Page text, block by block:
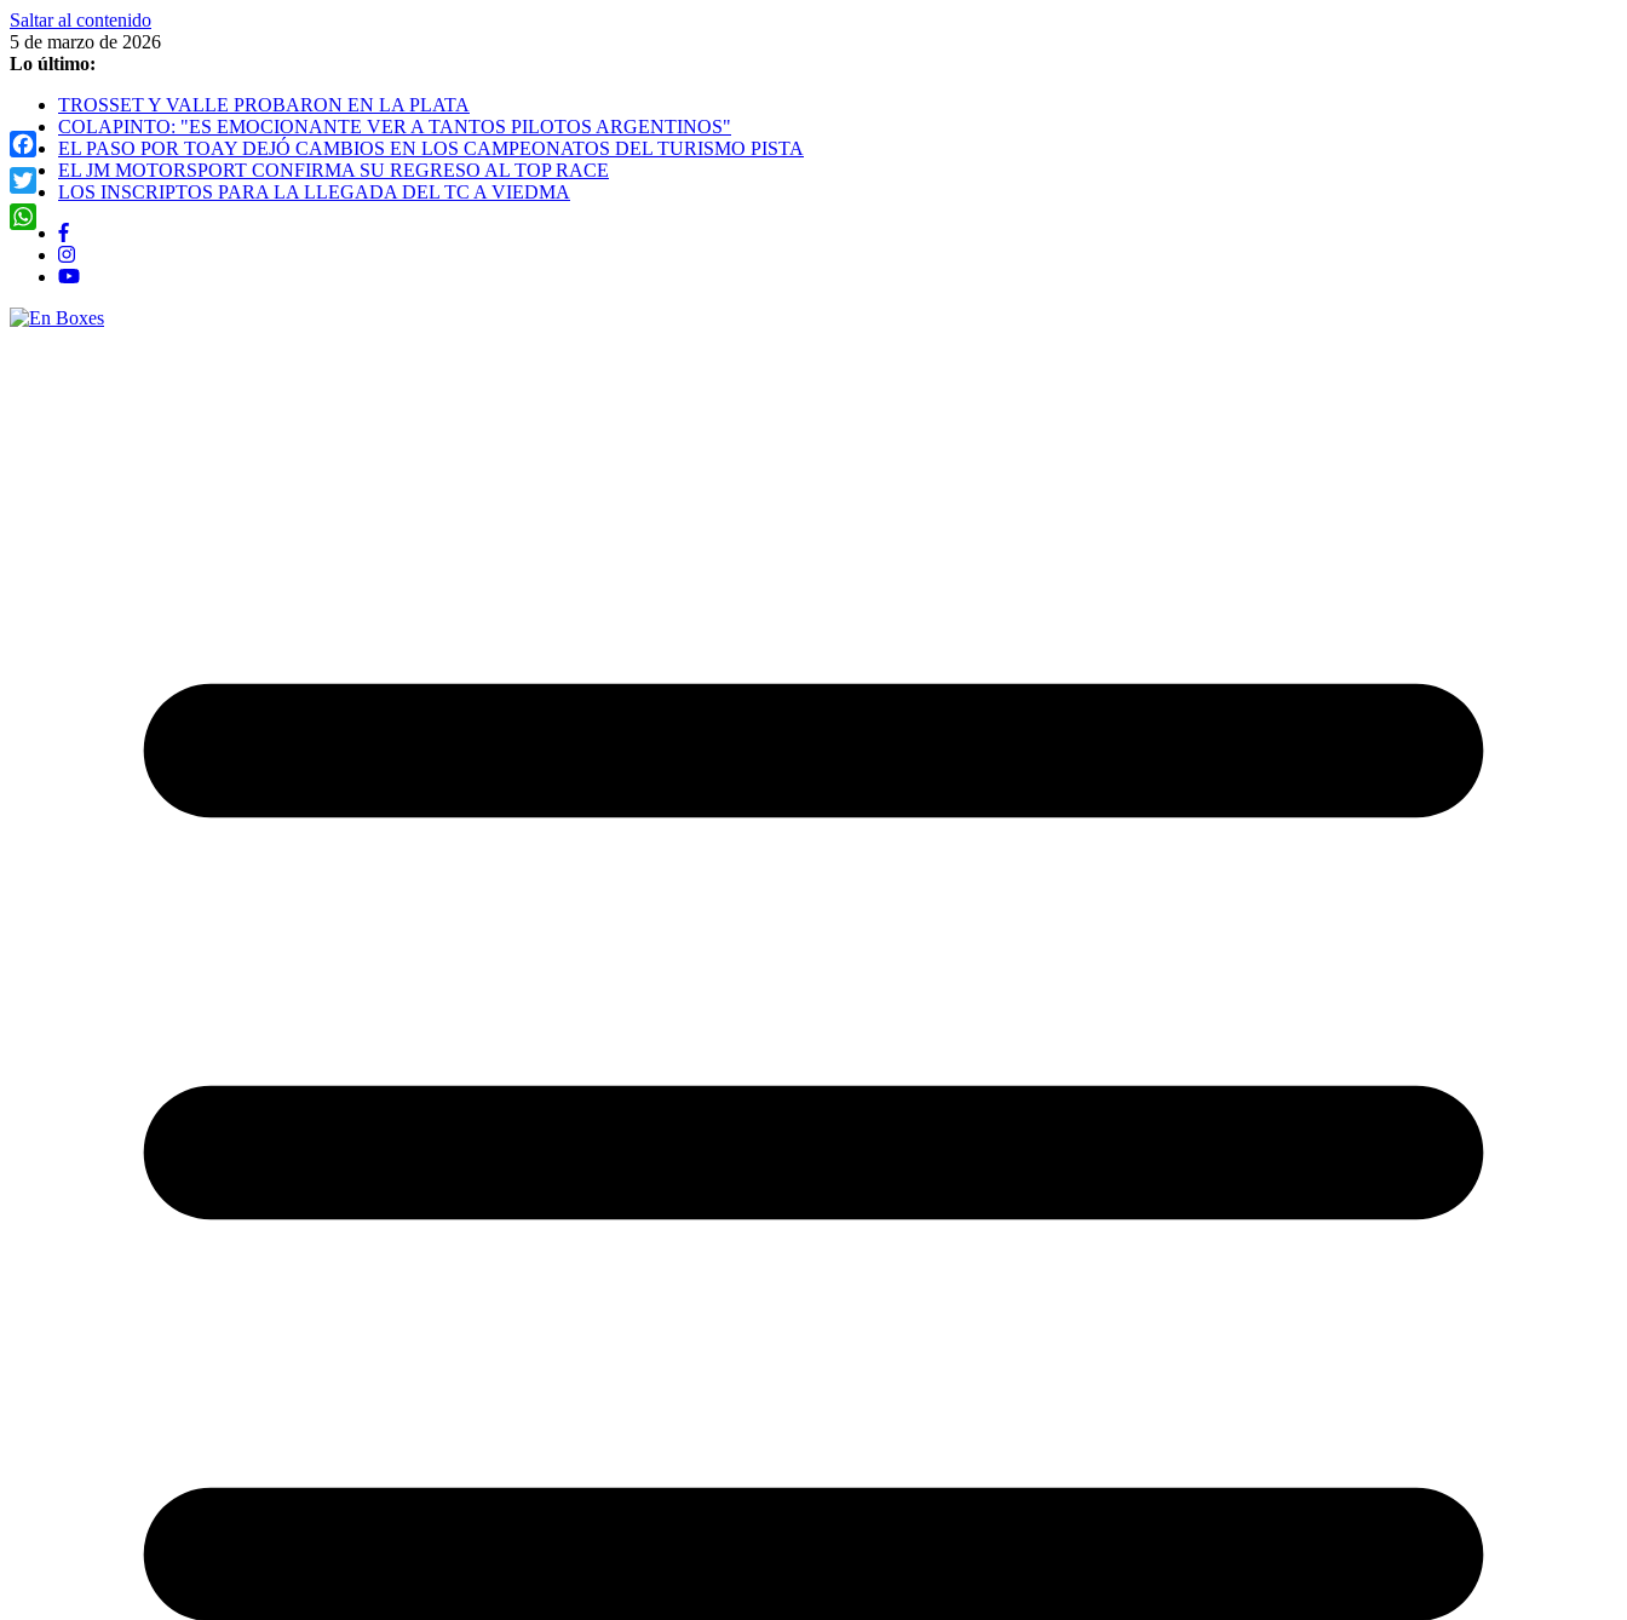
Saltar al contenido
5 de marzo de 2026
Lo último:
TROSSET Y VALLE PROBARON EN LA PLATA
COLAPINTO: "ES EMOCIONANTE VER A TANTOS PILOTOS ARGENTINOS"
EL PASO POR TOAY DEJÓ CAMBIOS EN LOS CAMPEONATOS DEL TURISMO PISTA
EL JM MOTORSPORT CONFIRMA SU REGRESO AL TOP RACE
LOS INSCRIPTOS PARA LA LLEGADA DEL TC A VIEDMA
Facebook
Twitter
WhatsApp